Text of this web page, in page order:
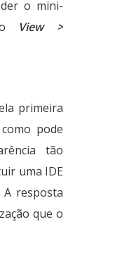
o mini-
View >
primeira
pode
tão
uma IDE
A resposta
que o